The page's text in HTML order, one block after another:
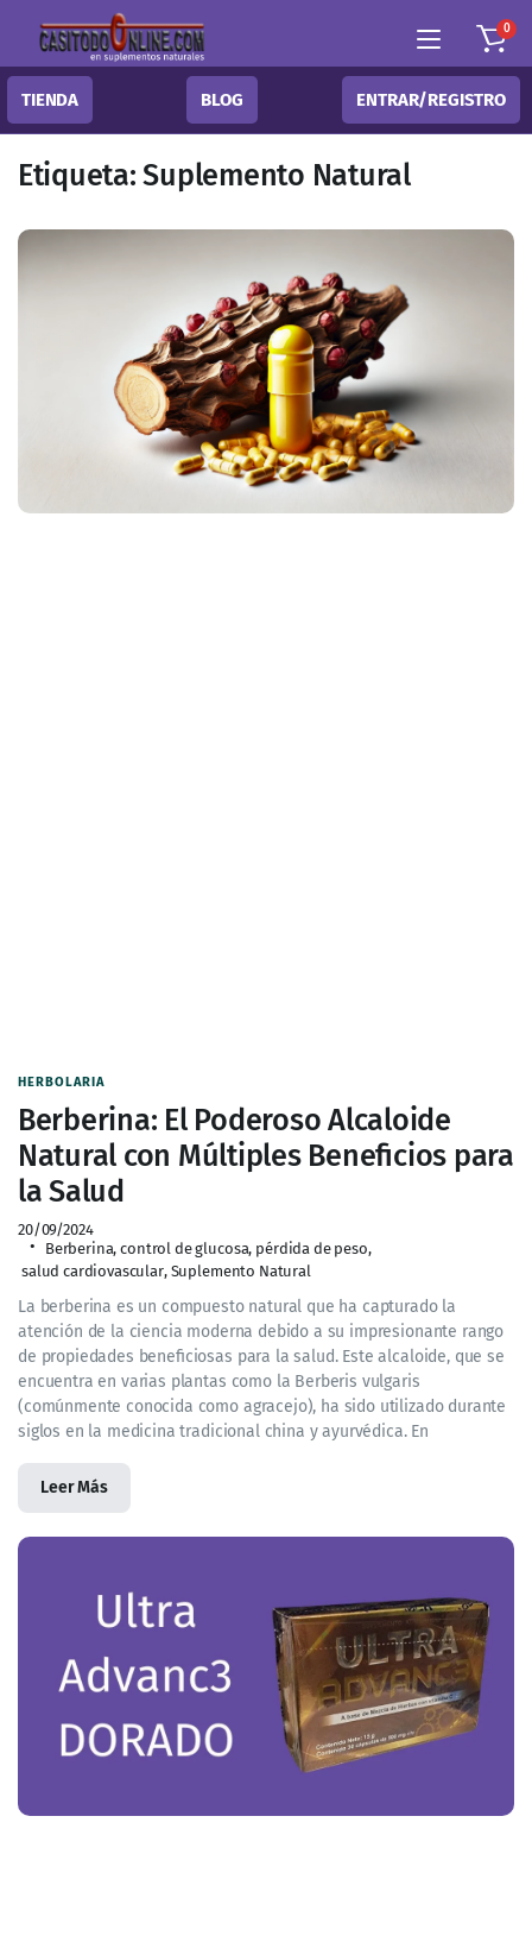
0
TIENDA BLOG ENTRAR/REGISTRO
Etiqueta:Suplemento Natural
HERBOLARIA
Berberina: El Poderoso Alcaloide
Natural con Múltiples Beneficios para
la Salud
20/09/2024
Berberina, control de glucosa, pérdida de peso,
salud cardiovascular, Suplemento Natural
La berberina es un compuesto natural que ha capturado la
atención de la ciencia moderna debido a su impresionante rango
de propiedades beneficiosas para la salud. Este alcaloide, que se
encuentra en varias plantas como la Berberis vulgaris
(comúnmente conocida como agracejo), ha sido utilizado durante
siglos en la medicina tradicional china y ayurvédica. En
Leer Más